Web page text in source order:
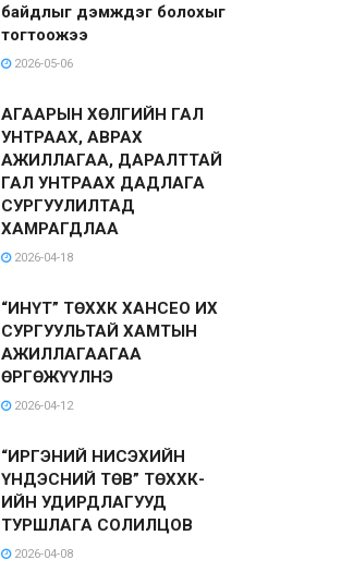
байдлыг дэмждэг болохыг
тогтоожээ
2026-05-06
АГААРЫН ХӨЛГИЙН ГАЛ
УНТРААХ, АВРАХ
АЖИЛЛАГАА, ДАРАЛТТАЙ
ГАЛ УНТРААХ ДАДЛАГА
СУРГУУЛИЛТАД
ХАМРАГДЛАА
2026-04-18
“ИНҮТ” ТӨХХК ХАНСЕО ИХ
СУРГУУЛЬТАЙ ХАМТЫН
АЖИЛЛАГААГАА
ӨРГӨЖҮҮЛНЭ
2026-04-12
“ИРГЭНИЙ НИСЭХИЙН
ҮНДЭСНИЙ ТӨВ” ТӨХХК-
ИЙН УДИРДЛАГУУД
ТУРШЛАГА СОЛИЛЦОВ
2026-04-08